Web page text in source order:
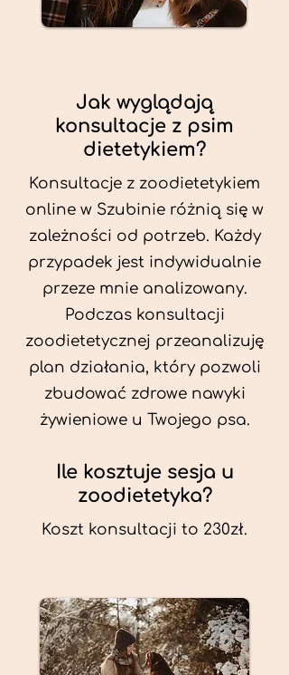
Jak wyglądają
konsultacje z psim
dietetykiem?
Konsultacje z zoodietetykiem
online w Szubinie różnią się w
zależności od potrzeb. Każdy
przypadek jest indywidualnie
przeze mnie analizowany.
Podczas konsultacji
zoodietetycznej przeanalizuję
plan działania, który pozwoli
zbudować zdrowe nawyki
żywieniowe u Twojego psa.
Ile kosztuje sesja u
zoodietetyka?
Koszt konsultacji to 230zł.